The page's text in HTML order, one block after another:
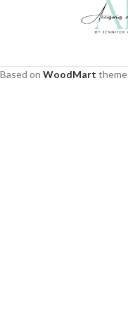
Based on WoodMart theme